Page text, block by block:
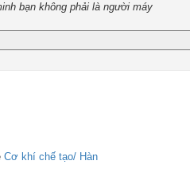
bạn không phải là người máy
Cơ khí chế tạo/ Hàn